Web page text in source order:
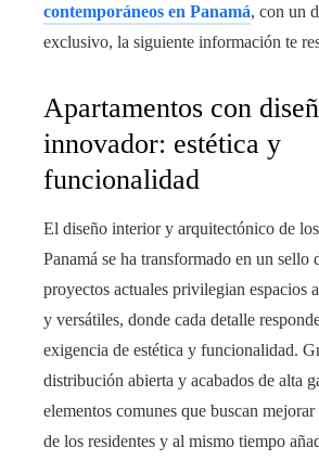
contemporáneos en Panamá, con un
exclusivo, la siguiente información te
Apartamentos con
innovador: estética y
funcionalidad
El diseño interior y arquitectónico de
Panamá se ha transformado en un sello
proyectos actuales privilegian espacios
y versátiles, donde cada detalle
exigencia de estética y funcionalidad.
distribución abierta y acabados de alta
elementos comunes que buscan
de los residentes y al mismo tiempo